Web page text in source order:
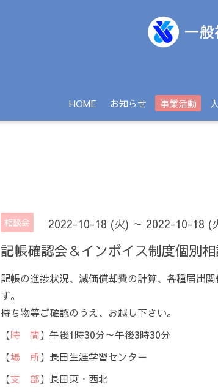
HOME お知らせ 事業活動
相談会 2022-10-18 (火) ～ 2022-10-18 (
記帳確認会＆インボイス制度個別
記帳の進捗状況、減価償却費の計算、各種届出
す。
持ち物等ご確認のうえ、お越し下さい。
【時 間】午後1時30分～午後3時30分
【場 所】長田生涯学習センター
【支 部】長田東・西北